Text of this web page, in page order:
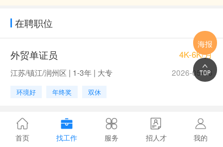
在聘职位
外贸单证员 4K-6K/月
江苏/镇江/润州区 | 1-3年 | 大专 2026-05-16
环境好 年终奖 双休
海报
首页 找工作 服务 招人才 我的